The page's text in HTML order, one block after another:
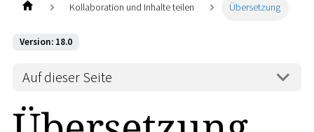
Kollaboration und Inhalte teilen Übersetzung
Version: 18.0
Auf dieser Seite